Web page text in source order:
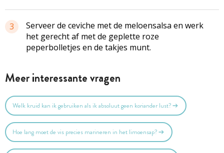
3
Serveer de ceviche met de meloensalsa en werk
het gerecht af met de geplette roze
peperbolletjes en de takjes munt.
Meer interessante vragen
Welk kruid kan ik gebruiken als ik absoluut geen koriander lust?
Hoe lang moet de vis precies marineren in het limoensap?